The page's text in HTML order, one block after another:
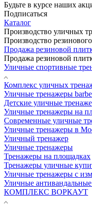
Будьте в курсе наших
Подписаться
Каталог
Производство уличных
Производство
Продажа резиновой
Продажа резиновой
Уличные спортивные
Комплекс уличных
Уличные тренажеры
Детские уличные
Уличные тренажеры на
Современные уличные
Уличные тренажеры в
Уличный тренажер
Уличные тренажеры
Тренажеры на площадках
Тренажеры уличные
Уличные тренажеры с
Уличные
КОМПЛЕКС ВОРКАУТ